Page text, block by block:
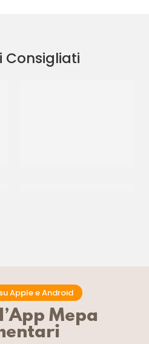
Consigliati
Apple e Android
Mepa